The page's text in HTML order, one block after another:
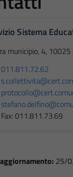
Sistema
municipio, 4, 10025
011.811.72.62
Fax: 011.811.73.69
25/